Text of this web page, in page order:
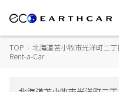
TOP › 北海道苫小牧市光洋町二
Rent-a-Car